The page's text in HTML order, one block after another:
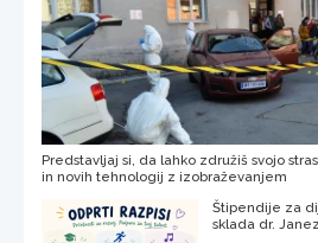
Predstavljaj si, da lahko združiš svojo
in novih tehnologij z izobraževanjem
Štipendije za
sklada dr.